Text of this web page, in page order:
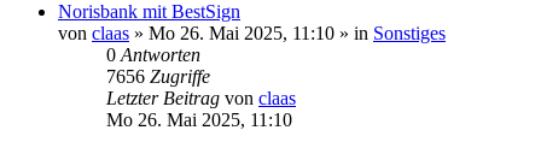
Norisbank mit BestSign
von claas » Mo 26. Mai 2025, 11:10 » in Sonstiges
0 Antworten
7656 Zugriffe
Letzter Beitrag von claas
Mo 26. Mai 2025, 11:10